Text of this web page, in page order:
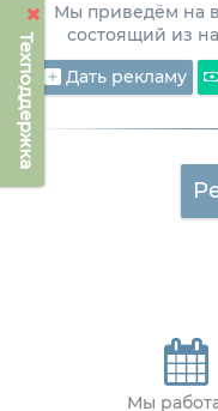
Техподдержка
Мы приведём на
состоящий из
Дать рекламу
Мы